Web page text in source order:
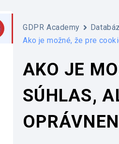
GDPR Academy
Ako je možné, že pre
AKO JE
SÚHLAS,